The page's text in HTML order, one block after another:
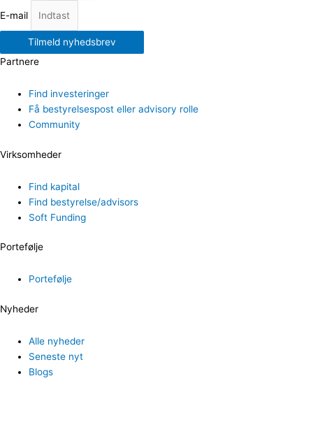
E-mail
Tilmeld nyhedsbrev
Partnere
Find investeringer
Få bestyrelsespost eller advisory rolle
Community
Virksomheder
Find kapital
Find bestyrelse/advisors
Soft Funding
Portefølje
Portefølje
Nyheder
Alle nyheder
Seneste nyt
Blogs